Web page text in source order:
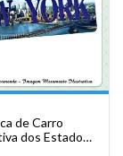
de Carro
dos Estados